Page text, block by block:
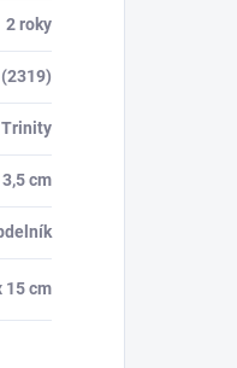
2 roky
Trinity
3,5 cm
15 cm